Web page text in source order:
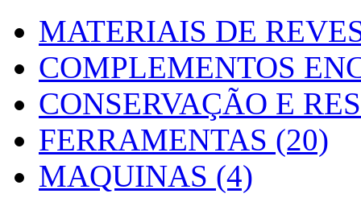
MATERIAIS DE
COMPLEMENTOS
CONSERVAÇÃO E
FERRAMENTAS (20)
MAQUINAS (4)